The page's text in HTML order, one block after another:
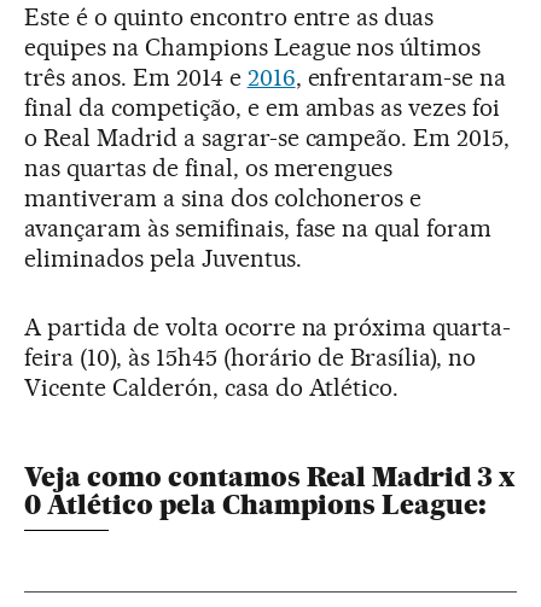
Este é o quinto encontro entre as duas
equipes na Champions League nos últimos
três anos. Em 2014 e 2016, enfrentaram-se na
final da competição, e em ambas as vezes foi
o Real Madrid a sagrar-se campeão. Em 2015,
nas quartas de final, os merengues
mantiveram a sina dos colchoneros e
avançaram às semifinais, fase na qual foram
eliminados pela Juventus.
A partida de volta ocorre na próxima quarta-
feira (10), às 15h45 (horário de Brasília), no
Vicente Calderón, casa do Atlético.
Veja como contamos Real Madrid3 x
0 Atlético pela Champions League: